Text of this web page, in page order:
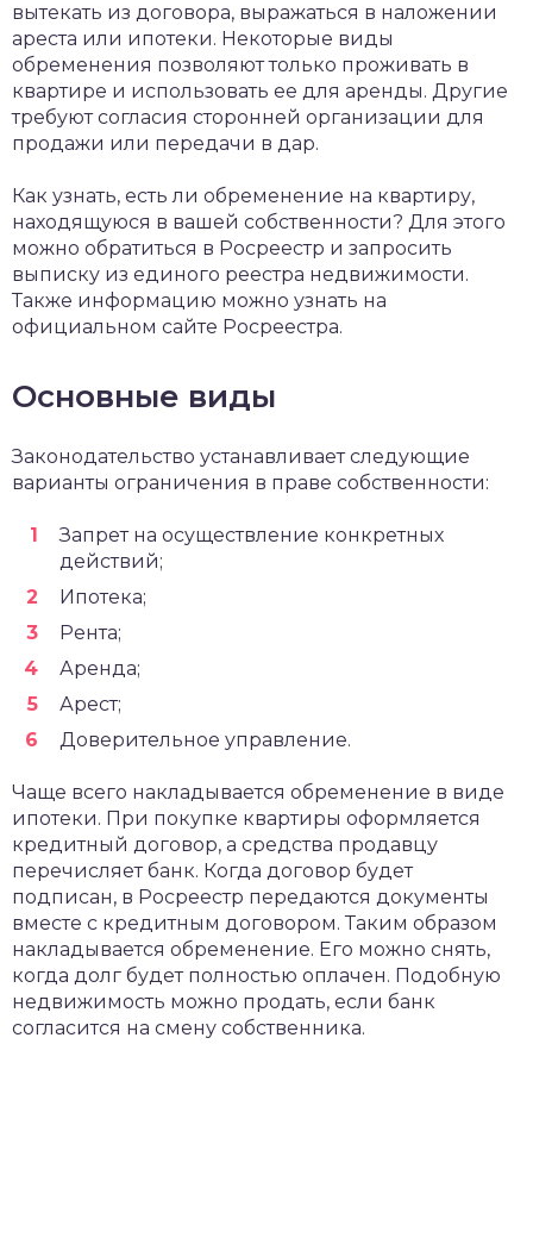
вытекать из договора, выражаться в наложении
ареста или ипотеки. Некоторые виды
обременения позволяют только проживать в
квартире и использовать ее для аренды. Другие
требуют согласия сторонней организации для
продажи или передачи в дар.
Как узнать, есть ли обременение на квартиру,
находящуюся в вашей собственности? Для этого
можно обратиться в Росреестр и запросить
выписку из единого реестра недвижимости.
Также информацию можно узнать на
официальном сайте Росреестра.
Основные виды
Законодательство устанавливает следующие
варианты ограничения в праве собственности:
Запрет на осуществление конкретных
действий;
Ипотека;
Рента;
Аренда;
Арест;
Доверительное управление.
Чаще всего накладывается обременение в виде
ипотеки. При покупке квартиры оформляется
кредитный договор, а средства продавцу
перечисляет банк. Когда договор будет
подписан, в Росреестр передаются документы
вместе с кредитным договором. Таким образом
накладывается обременение. Его можно снять,
когда долг будет полностью оплачен. Подобную
недвижимость можно продать, если банк
согласится на смену собственника.